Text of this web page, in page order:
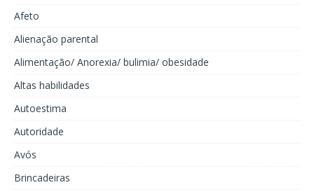
Afeto
Alienação parental
Alimentação/ Anorexia/ bulimia/ obesidade
Altas habilidades
Autoestima
Autoridade
Avós
Brincadeiras